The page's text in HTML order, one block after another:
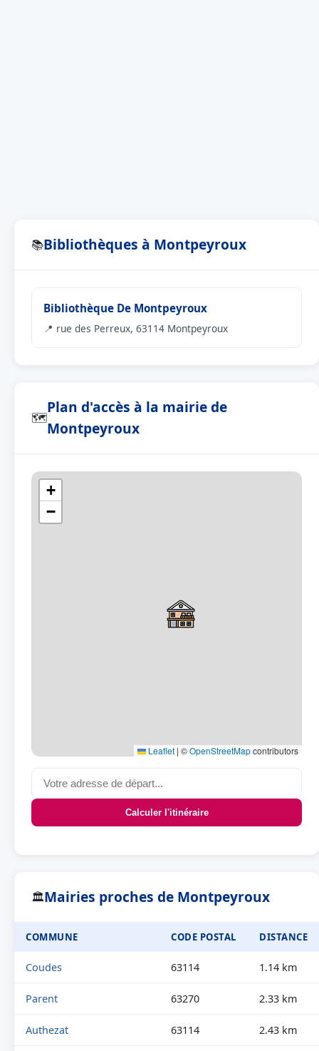
📚Bibliothèques à Montpeyroux
Bibliothèque De Montpeyroux
📍 rue des Perreux, 63114 Montpeyroux
🗺
Plan d'accès à la mairie de
Montpeyroux
+
−
Leaflet | ©OpenStreetMapcontributors
Calculer l'itinéraire
🏛Mairies proches de Montpeyroux
COMMUNE CODE POSTAL DISTANCE
Coudes 63114 1.14 km
Parent 63270 2.33 km
Authezat 63114 2.43 km